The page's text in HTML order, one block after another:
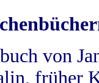
von
früher